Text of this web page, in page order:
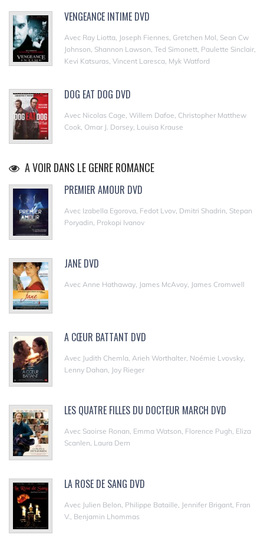
VENGEANCE INTIME DVD
Avec Ray Liotta, Joseph Fiennes, Gretchen Mol, Sean Cw
Johnson, Shannon Lawson, Ted Simonett, Paulette Sinclair,
Kevi Katsuras, Vincent Laresca, Myk Watford
DOG EAT DOG DVD
Avec Nicolas Cage, Willem Dafoe, Christopher Matthew
Cook, Omar J. Dorsey, Louisa Krause
A VOIR DANS LE GENRE ROMANCE
PREMIER AMOUR DVD
Avec Izabella Egorova, Fedot Lvov, Dmitri Shadrin, Stepan
Poryadin, Prokopi Ivanov
JANE DVD
Avec Anne Hathaway, James McAvoy, James Cromwell
A CŒUR BATTANT DVD
Avec Judith Chemla, Arieh Worthalter, Noémie Lvovsky,
Lenny Dahan, Joy Rieger
LES QUATRE FILLES DU DOCTEUR MARCH DVD
Avec Saoirse Ronan, Emma Watson, Florence Pugh, Eliza
Scanlen, Laura Dern
LA ROSE DE SANG DVD
Avec Julien Belon, Philippe Bataille, Jennifer Brigant, Fran
V., Benjamin Lhommas